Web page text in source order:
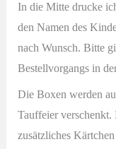
In die Mitte drucke
den Namen des
nach Wunsch. Bitte
Bestellvorgangs in
Die Boxen werden
Tauffeier verschenkt.
zusätzliches